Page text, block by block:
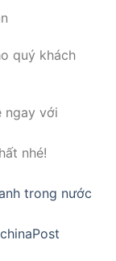
quý khách
ngay với
nhé!
trong nước